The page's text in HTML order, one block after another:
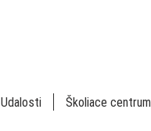
Udalosti Školiace centrum